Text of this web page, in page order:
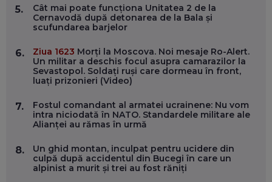
ÎNVAȚĂ AEO ȘI GEO!
EP. 55
OLIVIU MATEI, HOLISUN: SOFTWARE DE LA CLUJ PENTRU
WASHINGTON, OCHELARI INTELIGENȚI ȘI FERME
VERTICALE FĂRĂ PĂMÂNT
EP. 54
VALENTIN VANCEA, CEO AL PATRIA BANK: AUTOMATIZĂM
PROCESE, DAR CE FACEM CÂND PICĂ BAZA DE DATE, LA
EP. 53
VOICU OPREAN (AROBS): CUM CONSTRUIEȘTI O COMPANIE
5.
Cât mai poate funcționa Unitatea 2 de la
Cernavodă după detonarea de la Bala și
scufundarea barjelor
6. Ziua 1623 Morți la Moscova. Noi mesaje Ro-Alert.
Un militar a deschis focul asupra camarazilor la
Sevastopol. Soldați ruși care dormeau în front,
luați prizonieri (Video)
7.
Fostul comandant al armatei ucrainene: Nu vom
intra niciodată în NATO. Standardele militare ale
Alianței au rămas în urmă
8.
Un ghid montan, inculpat pentru ucidere din
culpă după accidentul din Bucegi în care un
alpinist a murit și trei au fost răniți